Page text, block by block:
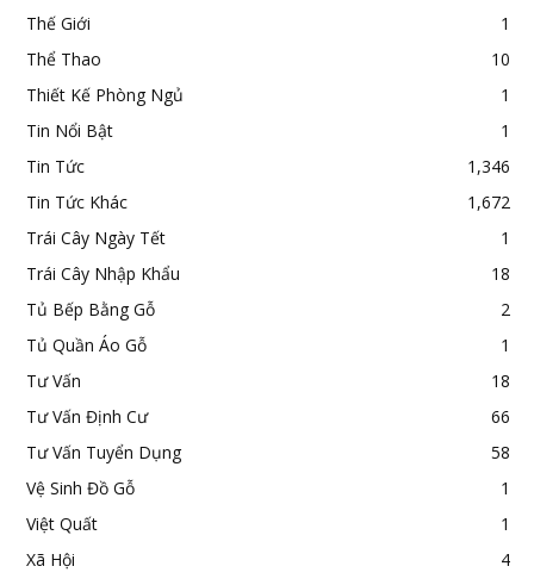
Thế Giới
1
Thể Thao
10
Thiết Kế Phòng Ngủ
1
Tin Nổi Bật
1
Tin Tức
1,346
Tin Tức Khác
1,672
Trái Cây Ngày Tết
1
Trái Cây Nhập Khẩu
18
Tủ Bếp Bằng Gỗ
2
Tủ Quần Áo Gỗ
1
Tư Vấn
18
Tư Vấn Định Cư
66
Tư Vấn Tuyển Dụng
58
Vệ Sinh Đồ Gỗ
1
Việt Quất
1
Xã Hội
4